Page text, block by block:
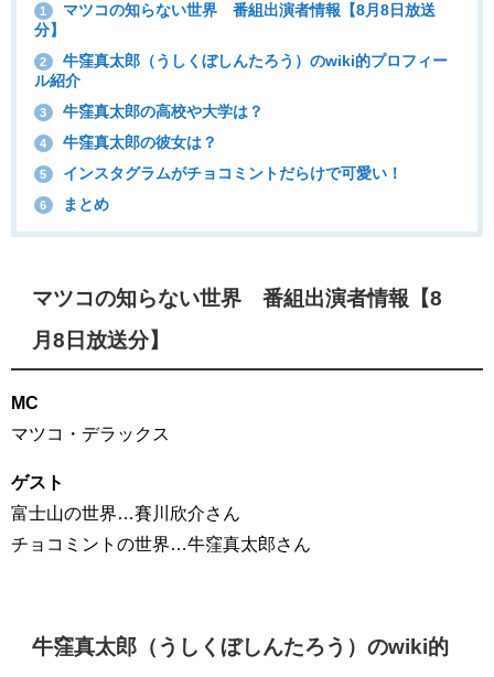
1
マツコの知らない世界 番組出演者情報【8月8日放送
分】
2
牛窪真太郎（うしくぼしんたろう）のwiki的プロフィー
ル紹介
3 牛窪真太郎の高校や大学は？
4 牛窪真太郎の彼女は？
5 インスタグラムがチョコミントだらけで可愛い！
6 まとめ
マツコの知らない世界 番組出演者情報【8
月8日放送分】
MC
マツコ・デラックス
ゲスト
富士山の世界…賽川欣介さん
チョコミントの世界…牛窪真太郎さん
牛窪真太郎（うしくぼしんたろう）のwiki的